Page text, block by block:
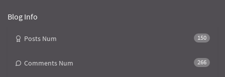
Blog Info
150
Posts Num
266
Comments Num